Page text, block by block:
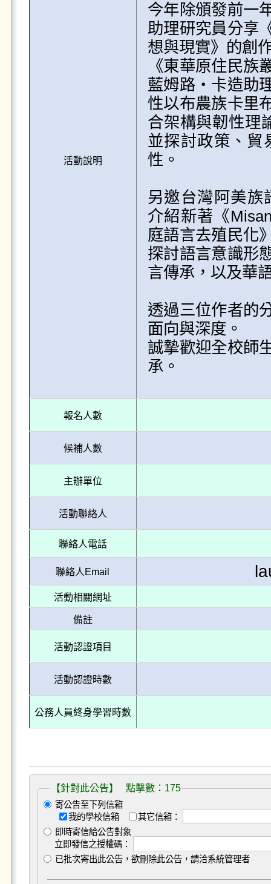
活動說明
今年除頒發前一
助理研究員分享
想與現實》的創
《東華原住民族
藍姆路‧卡造助
性以布農族卡里
合架構與韌性理
並探討政策、貿
性。
另邀台灣阿美族
介紹新著《
庭語言去殖民化
探討語言意識形
言傳承，以及華
透過三位作者的
面向與深度。
誠摯歡迎全校師
承。
報名人數
候補人數
主辦單位
活動聯絡人
聯絡人電話
聯絡人Email
活動相關網址
備註
活動認證項目
活動認證時數
公務人員終身學習時數
【針對此公告】 點擊數：175
寄公告至下列信箱
我的學校信箱
其它信箱：
即時寄信給公告對象
立即發信之授權碼：
已批次寄出此公告，欲刪除此公告，請洽系統管理者